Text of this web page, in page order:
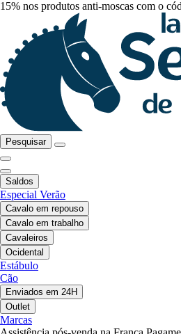
15% nos produtos anti-moscas com o
Pesquisar
Saldos
Especial Verão
Cavalo em repouso
Cavalo em trabalho
Cavaleiros
Ocidental
Estábulo
Cão
Enviados em 24H
Outlet
Marcas